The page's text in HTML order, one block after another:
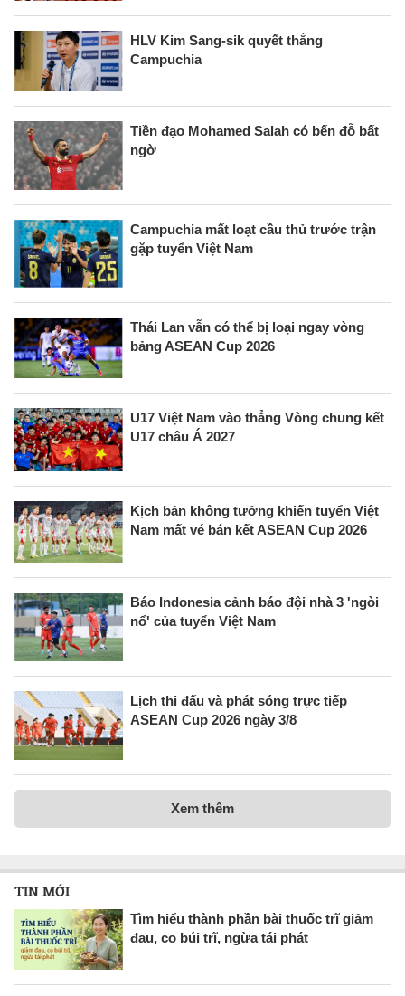
HLV Kim Sang-sik quyết thắng
Campuchia
Tiền đạo Mohamed Salah có bến đỗ bất
ngờ
Campuchia mất loạt cầu thủ trước trận
gặp tuyển Việt Nam
Thái Lan vẫn có thể bị loại ngay vòng
bảng ASEAN Cup 2026
U17 Việt Nam vào thẳng Vòng chung kết
U17 châu Á 2027
Kịch bản không tưởng khiến tuyển Việt
Nam mất vé bán kết ASEAN Cup 2026
Báo Indonesia cảnh báo đội nhà 3 'ngòi
nổ' của tuyển Việt Nam
Lịch thi đấu và phát sóng trực tiếp
ASEAN Cup 2026 ngày 3/8
Xem thêm
TIN MỚI
Tìm hiểu thành phần bài thuốc trĩ giảm
đau, co búi trĩ, ngừa tái phát